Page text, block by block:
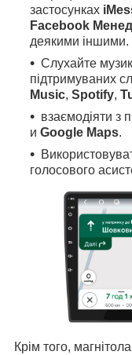
застосунках
Facebook
деякими іншими.
Слухайте
підтримуваних
Music, Spotify,
взаємодіяти з
и Google Maps.
голосового
Крім того,